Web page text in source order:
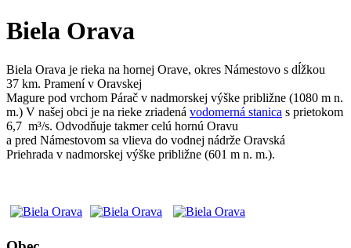
Biela Orava
Biela Orava je rieka na hornej Orave, okres Námestovo s dĺžkou
37 km. Pramení v Oravskej
Magure pod vrchom Párač v nadmorskej výške približne (1080 m n.
m.) V našej obci je na rieke zriadená vodomerná stanica s prietokom
6,7 m³/s. Odvodňuje takmer celú hornú Oravu
a pred Námestovom sa vlieva do vodnej nádrže Oravská
Priehrada v nadmorskej výške približne (601 m n. m.).